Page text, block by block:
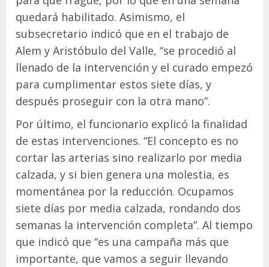
quedará habilitado. Asimismo, el
subsecretario indicó que en el trabajo de
Alem y Aristóbulo del Valle, “se procedió al
llenado de la intervención y el curado empezó
para cumplimentar estos siete días, y
después proseguir con la otra mano”.
Por último, el funcionario explicó la finalidad
de estas intervenciones. “El concepto es no
cortar las arterias sino realizarlo por media
calzada, y si bien genera una molestia, es
momentánea por la reducción. Ocupamos
siete días por media calzada, rondando dos
semanas la intervención completa”. Al tiempo
que indicó que “es una campaña más que
importante, que vamos a seguir llevando